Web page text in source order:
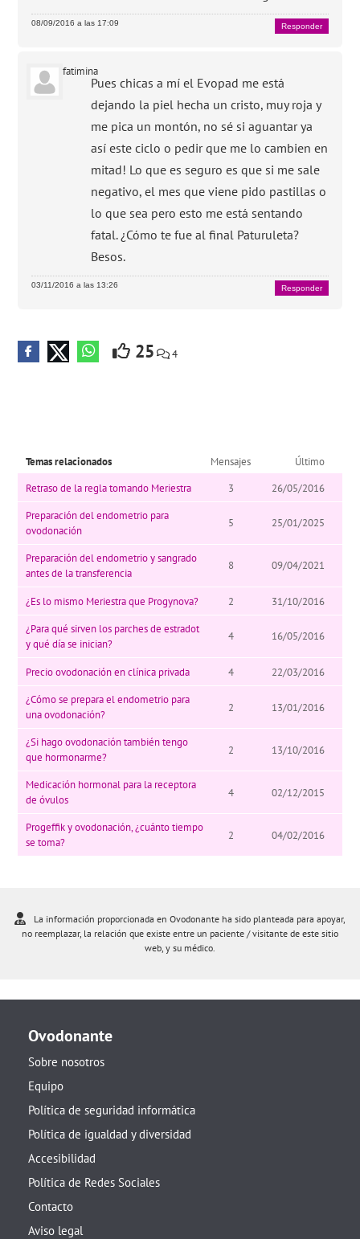
08/09/2016 a las 17:09 Responder
fatimina
Pues chicas a mí el Evopad me está
dejando la piel hecha un cristo, muy roja y
me pica un montón, no sé si aguantar ya
así este ciclo o pedir que me lo cambien en
mitad! Lo que es seguro es que si me sale
negativo, el mes que viene pido pastillas o
lo que sea pero esto me está sentando
fatal. ¿Cómo te fue al final Paturuleta?
Besos.
03/11/2016 a las 13:26 Responder
25 4
Temas relacionados Mensajes
Último
Retraso de la regla tomando Meriestra
3
26/05/2016
Preparación del endometrio para
ovodonación
5 25/01/2025
Preparación del endometrio y sangrado
antes de la transferencia
8 09/04/2021
¿Es lo mismo Meriestra que Progynova? 2
31/10/2016
¿Para qué sirven los parches de estradot
y qué día se inician?
4 16/05/2016
Precio ovodonación en clínica privada 4
22/03/2016
¿Cómo se prepara el endometrio para
una ovodonación?
2 13/01/2016
¿Si hago ovodonación también tengo
que hormonarme?
2 13/10/2016
Medicación hormonal para la receptora
de óvulos
4 02/12/2015
Progeffik y ovodonación, ¿cuánto tiempo
se toma?
2 04/02/2016
La información proporcionada en Ovodonante ha sido planteada para apoyar,
no reemplazar, la relación que existe entre un paciente / visitante de este sitio
web, y su médico.
Ovodonante
Sobre nosotros
Equipo
Política de seguridad informática
Política de igualdad y diversidad
Accesibilidad
Política de Redes Sociales
Contacto
Aviso legal